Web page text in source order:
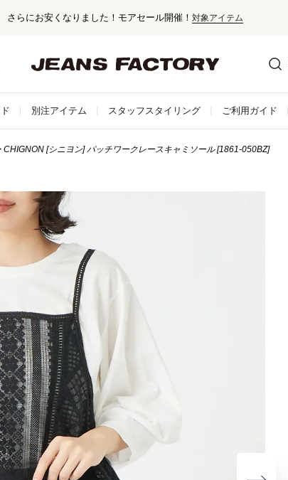
上お買い上げで送料無料！
録でお得な情報をゲット。さらに詳しく
別注アイテム スタッフスタイリング ご利用ガイド
CHIGNON [シニヨン] パッチワークレースキャミソール [1861-050BZ]